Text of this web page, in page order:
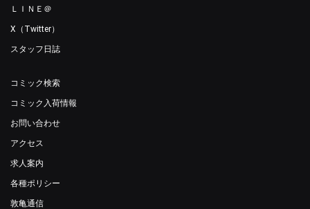
ＬＩＮＥ＠
X（Twitter）
スタッフ日誌
コミック検索
コミック入荷情報
お問い合わせ
アクセス
求人案内
各種ポリシー
敦亀通信